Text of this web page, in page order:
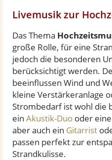
Livemusik zur
Das Thema
große Rolle, für eine
jedoch die besonderen
berücksichtigt werden.
beeinflussen Wind und
kleine Verstärkeranlage
Strombedarf ist wohl die
ein Akustik-Duo oder
aber auch ein Gitarrist
passen perfekt zur
Strandkulisse.